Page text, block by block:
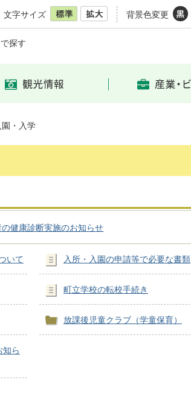
文字サイズ 背景色変更
探す
園・入学
健康診断実施のお知らせ
いて 入所・入園の申請等で必要な書類
町立学校の転校手続き
放課後児童クラブ（学童保育）
知ら